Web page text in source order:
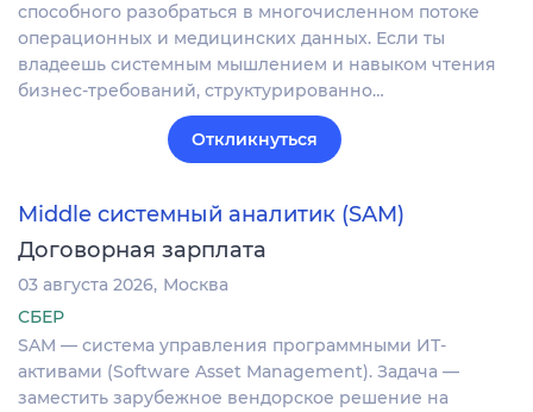
способного разобраться в многочисленном потоке
операционных и медицинских данных. Если ты
владеешь системным мышлением и навыком чтения
бизнес-требований, структурированно…
Откликнуться
Middle системный аналитик (SAM)
Договорная зарплата
03 августа 2026 Москва
СБЕР
SAM — система управления программными ИТ-
активами (Software Asset Management). Задача —
заместить зарубежное вендорское решение на